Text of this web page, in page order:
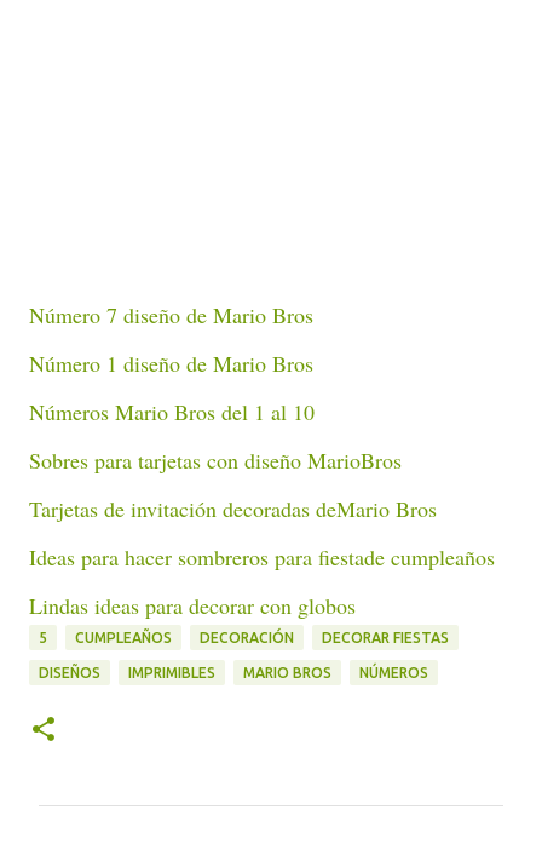
Número 7 diseño de Mario Bros
Número 1 diseño de Mario Bros
Números Mario Bros del 1 al 10
Sobres para tarjetas con diseño MarioBros
Tarjetas de invitación decoradas deMario Bros
Ideas para hacer sombreros para fiestade cumpleaños
Lindas ideas para decorar con globos
5 CUMPLEAÑOS DECORACIÓN DECORAR FIESTAS
DISEÑOS IMPRIMIBLES MARIO BROS NÚMEROS